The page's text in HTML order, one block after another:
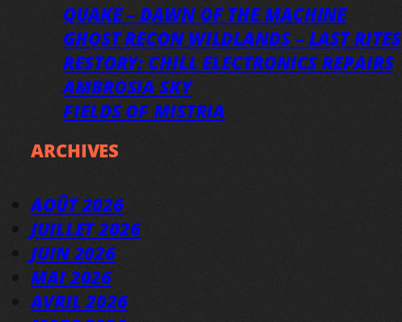
QUAKE – DAWN OF THE MACHINE
GHOST RECON WILDLANDS – LAST RITES
RESTORY: CHILL ELECTRONICS REPAIRS
AMBROSIA SKY
FIELDS OF MISTRIA
ARCHIVES
AOÛT 2026
JUILLET 2026
JUIN 2026
MAI 2026
AVRIL 2026